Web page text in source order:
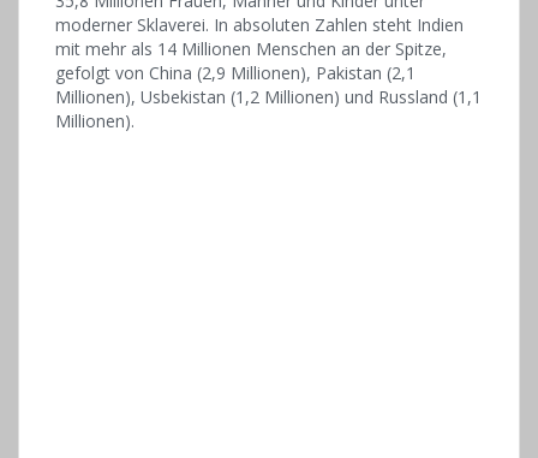
moderner Sklaverei. In absoluten Zahlen steht Indien
mit mehr als 14 Millionen Menschen an der Spitze,
gefolgt von China (2,9 Millionen), Pakistan (2,1
Millionen), Usbekistan (1,2 Millionen) und Russland (1,1
Millionen).